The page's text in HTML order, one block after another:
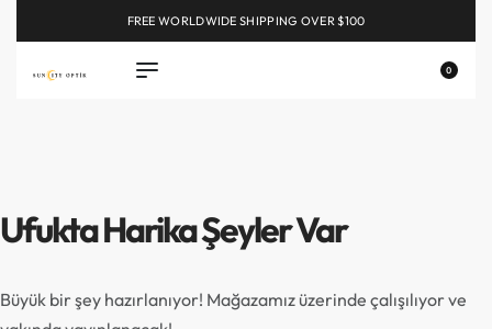
FREE WORLDWIDE SHIPPING OVER $100
0
Ufukta Harika Şeyler Var
Büyük bir şey hazırlanıyor! Mağazamız üzerinde çalışılıyor ve